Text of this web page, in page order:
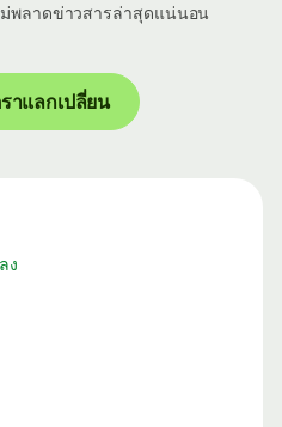
พลาดข่าวสารล่าสุดแน่นอน
าแลกเปลี่ยน
ง